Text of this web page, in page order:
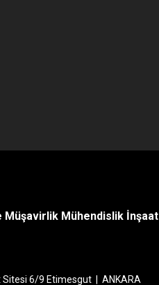
Müşavirlik Mühendislik İnşaat
Sitesi 6/9 Etimesgut | ANKARA